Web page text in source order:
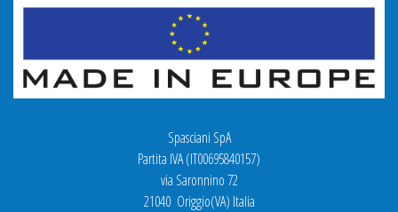
Spasciani SpA
Partita IVA (IT00695840157)
via Saronnino 72
21040 Origgio(VA) Italia